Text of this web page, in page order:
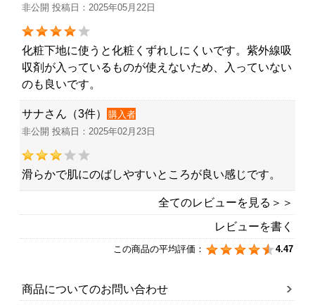
非公開 投稿日：2025年05月22日
化粧下地に使うと化粧くずれしにくいです。紫外線吸
収剤が入っているものが使えないため、入っていない
のも良いです。
サナさん（3件）
購入者
非公開 投稿日：2025年02月23日
滑らかで肌にのばしやすいところが良い感じです。
全てのレビューを見る＞＞
レビューを書く
この商品の平均評価： 4.47
商品についてのお問い合わせ